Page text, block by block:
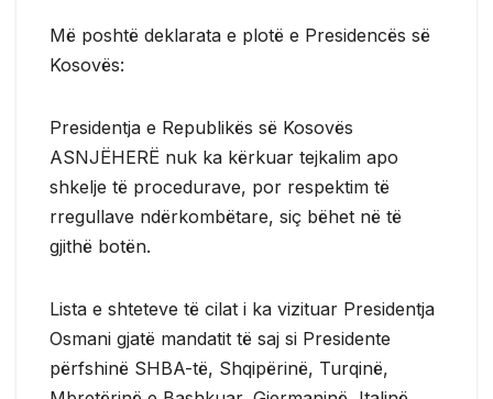
Më poshtë deklarata e plotë e Presidencës së
Kosovës:
Presidentja e Republikës së Kosovës
ASNJËHERË nuk ka kërkuar tejkalim apo
shkelje të procedurave, por respektim të
rregullave ndërkombëtare, siç bëhet në të
gjithë botën.
Lista e shteteve të cilat i ka vizituar Presidentja
Osmani gjatë mandatit të saj si Presidente
përfshinë SHBA-të, Shqipërinë, Turqinë,